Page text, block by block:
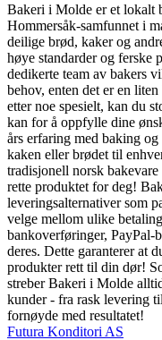
Bakeri i Molde er et lokalt
Hommersåk-samfunnet i
deilige brød, kaker og
høye standarder og ferske
dedikerte team av bakers
behov, enten det er en
etter noe spesielt, kan du
kan for å oppfylle dine
års erfaring med baking
kaken eller brødet til
tradisjonell norsk
rette produktet for deg!
leveringsalternativer som
velge mellom ulike
bankoverføringer, PayPal-
deres. Dette garanterer at
produkter rett til din dør!
streber Bakeri i Molde
kunder - fra rask levering
fornøyde med resultatet!
Futura Konditori AS